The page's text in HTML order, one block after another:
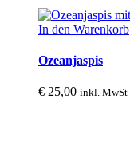
In den Warenkorb
Ozeanjaspis
€ 25,00 inkl. MwSt